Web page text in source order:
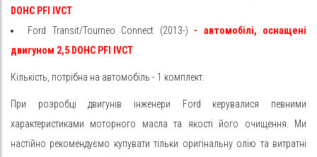
DOHC PFI IVCT
Ford Transit/Tourneo Connect (2013-) - автомобілі, оснащені
двигуном 2,5 DOHC PFI IVCT
Кількість, потрібна на автомобіль - 1 комплект.
При розробці двигунів інженери Ford керувалися певними
характеристиками моторного масла та якості його очищення. Ми
настійно рекомендуємо купувати тільки оригінальну олію та витратні